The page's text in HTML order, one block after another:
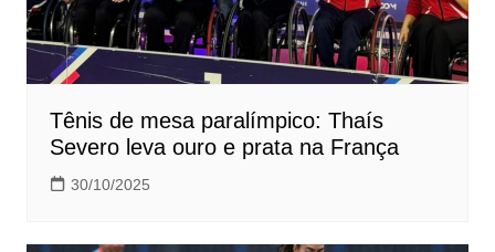
Tênis de mesa paralímpico: Thaís
Severo leva ouro e prata na França
30/10/2025